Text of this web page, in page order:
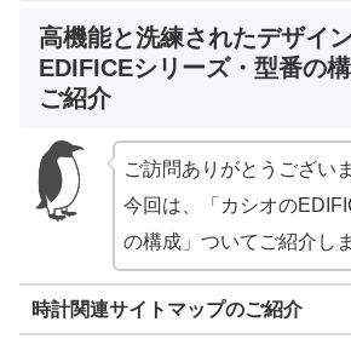
高機能と洗練されたデザイ
EDIFICEシリーズ・型番の
ご紹介
ご訪問ありがとうございま
今回は、「カシオの
の構成」ついてご紹介しま
時計関連サイトマップのご紹介